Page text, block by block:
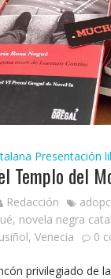
Presentación
Templo del
Redacción
, novela negra
, Venecia 0
privilegiado de